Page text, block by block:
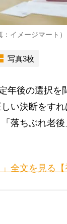
イメージマート）
写真3枚
後の選択を
い決断をす
落ちぶれ老
全文を見る【